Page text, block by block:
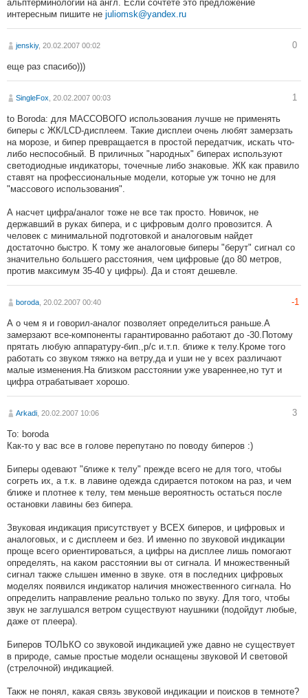
альптерминологии на англ. Если сочтете это предложение
интересным пишите не juliomsk@yandex.ru
jenskiy, 20.02.2007 00:02 0
еще раз спасибо)))
SingleFox , 20.02.2007 00:03 1
to Boroda: для МАССОВОГО использования лучше не применять
биперы с ЖК/LCD-дисплеем. Такие дисплеи очень любят замерзать
на морозе, и бипер превращается в простой передатчик, искать что-
либо неспособный. В приличных "народных" биперах используют
светодиодные индикаторы, точечные либо знаковые. ЖК как правило
ставят на профессиональные модели, которые уж точно не для
"массового использования".
А насчет цифра/аналог тоже не все так просто. Новичок, не
державший в руках бипера, и с цифровым долго провозится. А
человек с минимальной подготовкой и аналоговым найдет
достаточно быстро. К тому же аналоговые биперы "берут" сигнал со
значительно большего расстояния, чем цифровые (до 80 метров,
против максимум 35-40 у цифры). Да и стоят дешевле.
boroda , 20.02.2007 00:40 -1
А о чем я и говорил-аналог позволяет определиться раньше.А
замерзают все-компоненты гарантированно работают до -30.Потому
прятать любую аппаратуру-бип.,р/с и.т.п. ближе к телу.Кроме того
работать со звуком тяжко на ветру,да и уши не у всех различают
малые изменения.На близком расстоянии уже увареннее,но тут и
цифра отрабатывает хорошо.
Arkadi , 20.02.2007 10:06 3
To: boroda
Как-то у вас все в голове перепутано по поводу биперов :)
Биперы одевают "ближе к телу" прежде всего не для того, чтобы
согреть их, а т.к. в лавине одежда сдирается потоком на раз, и чем
ближе и плотнее к телу, тем меньше вероятность остаться после
остановки лавины без бипера.
Звуковая индикация присутствует у ВСЕХ биперов, и цифровых и
аналоговых, и с дисплеем и без. И именно по звуковой индикации
проще всего ориентироваться, а цифры на дисплее лишь помогают
определять, на каком расстоянии вы от сигнала. И множественный
сигнал также слышен именно в звуке. отя в последних цифровых
моделях появился индикатор наличия множественного сигнала. Но
определить направление реально только по звуку. Для того, чтобы
звук не заглушался ветром существуют наушники (подойдут любые,
даже от плеера).
Биперов ТОЛЬКО со звуковой индикацией уже давно не существует
в природе, самые простые модели оснащены звуковой И световой
(стрелочной) индикацией.
Такж не понял, какая связь звуковой индикации и поисков в темноте?